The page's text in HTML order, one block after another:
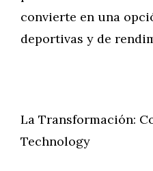
convierte en una
deportivas y de
La Transformación:
Technology